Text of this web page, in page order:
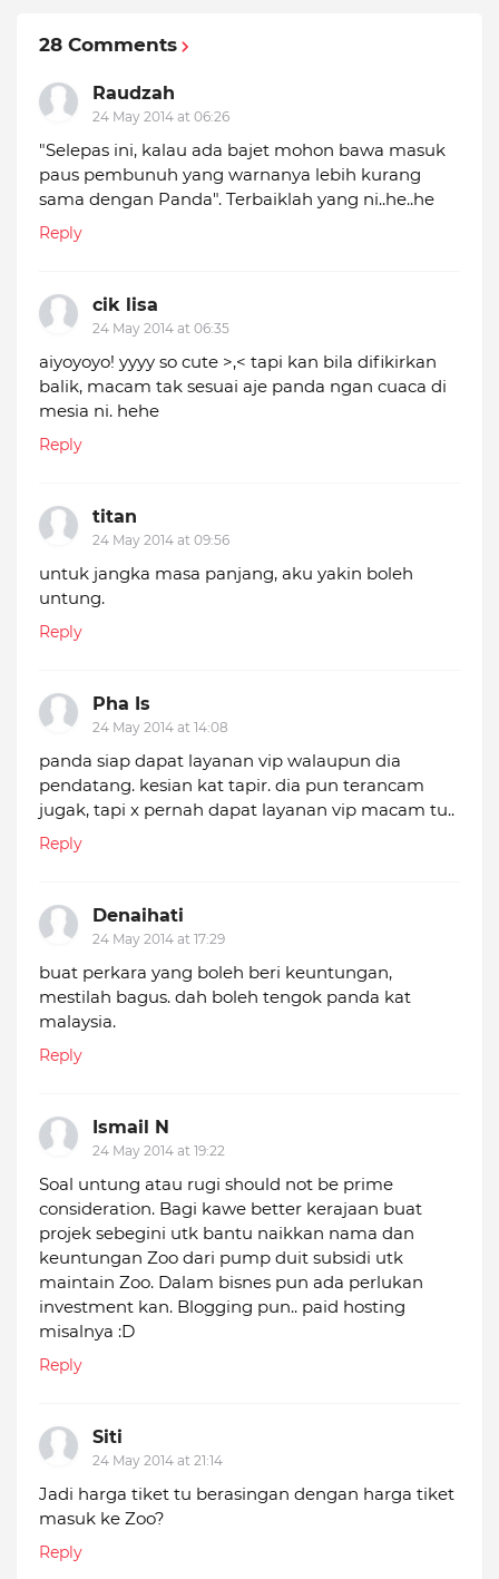
28 Comments
Raudzah
24 May 2014 at 06:26
"Selepas ini, kalau ada bajet mohon bawa masuk
paus pembunuh yang warnanya lebih kurang
sama dengan Panda". Terbaiklah yang ni..he..he
Reply
cik lisa
24 May 2014 at 06:35
aiyoyoyo! yyyy so cute >,< tapi kan bila difikirkan
balik, macam tak sesuai aje panda ngan cuaca di
mesia ni. hehe
Reply
titan
24 May 2014 at 09:56
untuk jangka masa panjang, aku yakin boleh
untung.
Reply
Pha Is
24 May 2014 at 14:08
panda siap dapat layanan vip walaupun dia
pendatang. kesian kat tapir. dia pun terancam
jugak, tapi x pernah dapat layanan vip macam tu..
Reply
Denaihati
24 May 2014 at 17:29
buat perkara yang boleh beri keuntungan,
mestilah bagus. dah boleh tengok panda kat
malaysia.
Reply
Ismail N
24 May 2014 at 19:22
Soal untung atau rugi should not be prime
consideration. Bagi kawe better kerajaan buat
projek sebegini utk bantu naikkan nama dan
keuntungan Zoo dari pump duit subsidi utk
maintain Zoo. Dalam bisnes pun ada perlukan
investment kan. Blogging pun.. paid hosting
misalnya :D
Reply
Siti
24 May 2014 at 21:14
Jadi harga tiket tu berasingan dengan harga tiket
masuk ke Zoo?
Reply